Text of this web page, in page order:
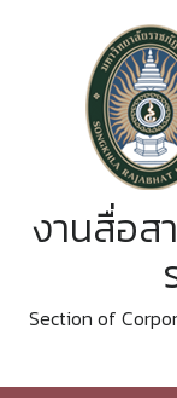
งานสื่อส
Section of